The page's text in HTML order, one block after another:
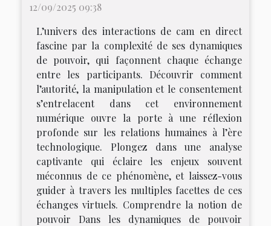
12/09/2025 09:38
L’univers des interactions de cam en direct
fascine par la complexité de ses dynamiques
de pouvoir, qui façonnent chaque échange
entre les participants. Découvrir comment
l’autorité, la manipulation et le consentement
s’entrelacent dans cet environnement
numérique ouvre la porte à une réflexion
profonde sur les relations humaines à l’ère
technologique. Plongez dans une analyse
captivante qui éclaire les enjeux souvent
méconnus de ce phénomène, et laissez-vous
guider à travers les multiples facettes de ces
échanges virtuels. Comprendre la notion de
pouvoir Dans les dynamiques de pouvoir